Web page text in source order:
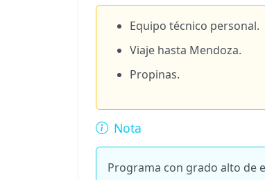
Equipo técnico personal.
Viaje hasta Mendoza.
Propinas.
Nota
Programa con grado alto de